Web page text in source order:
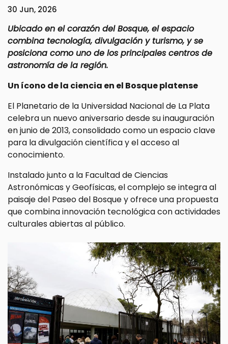
30 Jun, 2026
Ubicado en el corazón del Bosque, el espacio
combina tecnología, divulgación y turismo, y se
posiciona como uno de los principales centros de
astronomía de la región.
Un ícono de la ciencia en el Bosque platense
El Planetario de la Universidad Nacional de La Plata
celebra un nuevo aniversario desde su inauguración
en junio de 2013, consolidado como un espacio clave
para la divulgación científica y el acceso al
conocimiento.
Instalado junto a la Facultad de Ciencias
Astronómicas y Geofísicas, el complejo se integra al
paisaje del Paseo del Bosque y ofrece una propuesta
que combina innovación tecnológica con actividades
culturales abiertas al público.